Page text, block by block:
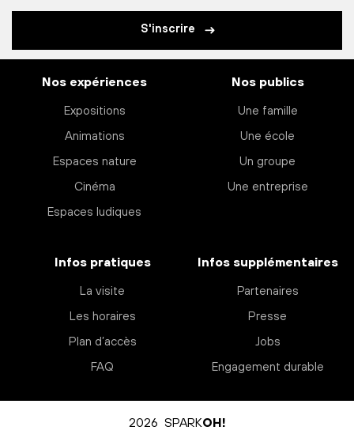
S'inscrire
Nos expériences
Expositions
Animations
Espaces nature
Cinéma
Espaces ludiques
Nos publics
Une famille
Une école
Un groupe
Une entreprise
Infos pratiques
La visite
Les horaires
Plan d’accès
FAQ
Infos supplémentaires
Partenaires
Presse
Jobs
Engagement durable
2026 SPARKOH!